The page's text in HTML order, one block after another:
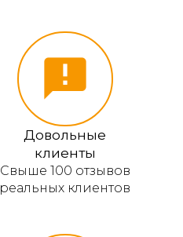
Довольные
клиенты
Свыше 100 отзывов
реальных клиентов